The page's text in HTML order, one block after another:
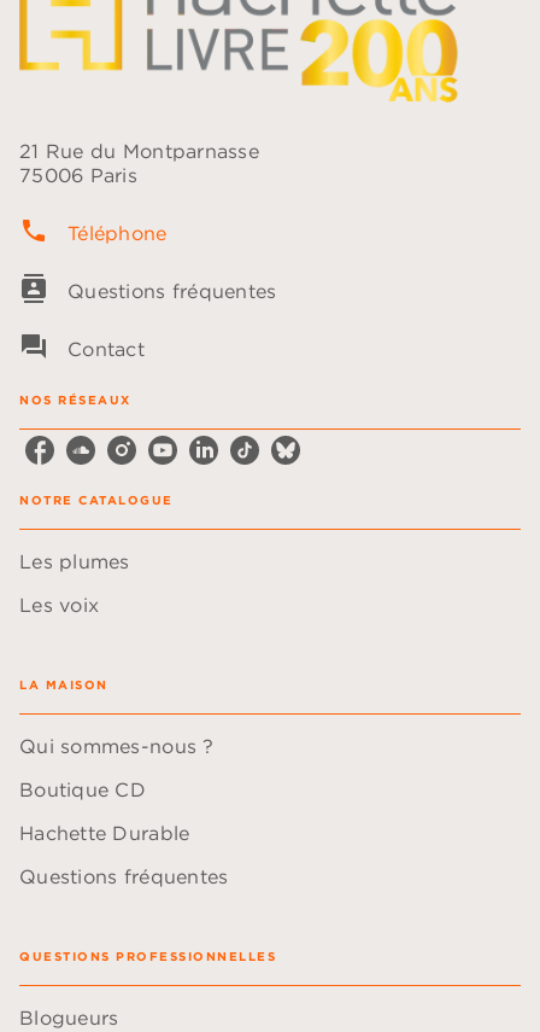
21 Rue du Montparnasse
75006 Paris
phone Téléphone
contacts Questions fréquentes
question_answer Contact
NOS RÉSEAUX
NOTRE CATALOGUE
Les plumes
Les voix
LA MAISON
Qui sommes-nous ?
Boutique CD
Hachette Durable
Questions fréquentes
QUESTIONS PROFESSIONNELLES
Blogueurs